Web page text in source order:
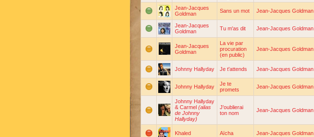
Jean-Jacques
Goldman
Sans un mot Jean-Jacques Goldman
Jean-Jacques
Goldman
Tu m'as dit Jean-Jacques Goldman
Jean-Jacques
Goldman
La vie par
procuration
(en public)
Jean-Jacques Goldman
Johnny Hallyday Je t'attends Jean-Jacques Goldman
Johnny Hallyday
Je te
promets
Jean-Jacques Goldman
Johnny Hallyday
& Carmel (alias
de Johnny
Hallyday)
J'oublierai
ton nom
Jean-Jacques Goldman
Khaled Aïcha Jean-Jacques Goldman